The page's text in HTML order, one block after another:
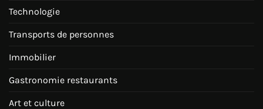
Technologie
Transports de personnes
Immobilier
Gastronomie restaurants
Art et culture